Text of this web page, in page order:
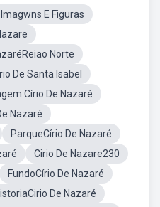
E Figuras
Norte
De Santa Isabel
Círio De Nazaré
Nazaré
ParqueCírio De Nazaré
Cirio De Nazare230
FundoCírio De Nazaré
De Nazaré